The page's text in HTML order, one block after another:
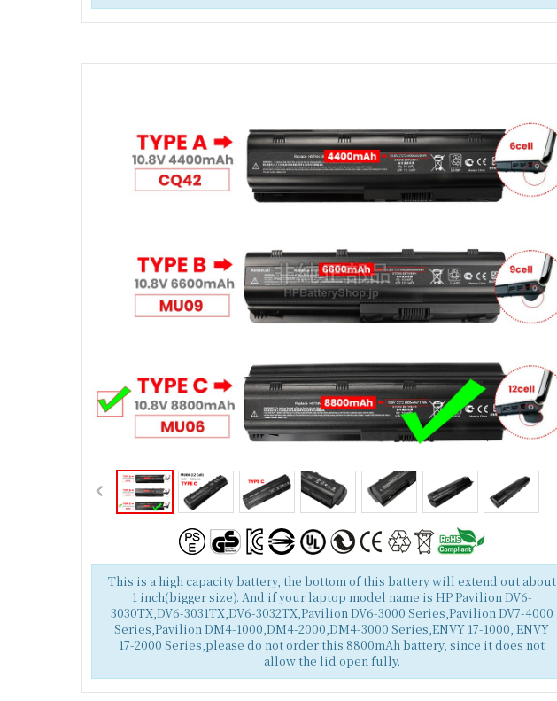
This is a high capacity battery, the bottom of this battery will extend out about
1 inch(bigger size). And if your laptop model name is HP Pavilion DV6-
3030TX,DV6-3031TX,DV6-3032TX,Pavilion DV6-3000 Series,Pavilion DV7-4000
Series,Pavilion DM4-1000,DM4-2000,DM4-3000 Series,ENVY 17-1000, ENVY
17-2000 Series,please do not order this 8800mAh battery, since it does not
allow the lid open fully.